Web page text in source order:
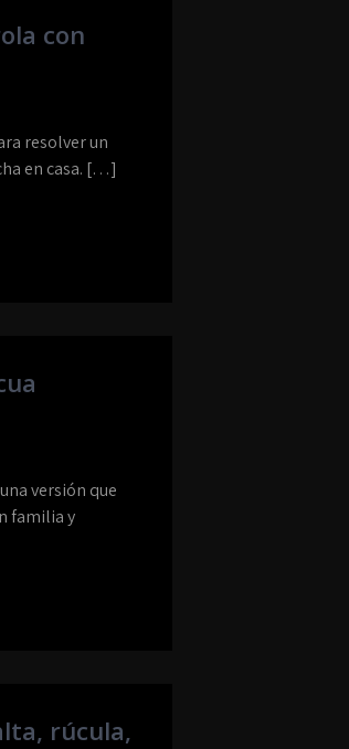
con
resolver un
en casa. […]
versión que
familia y
rúcula,